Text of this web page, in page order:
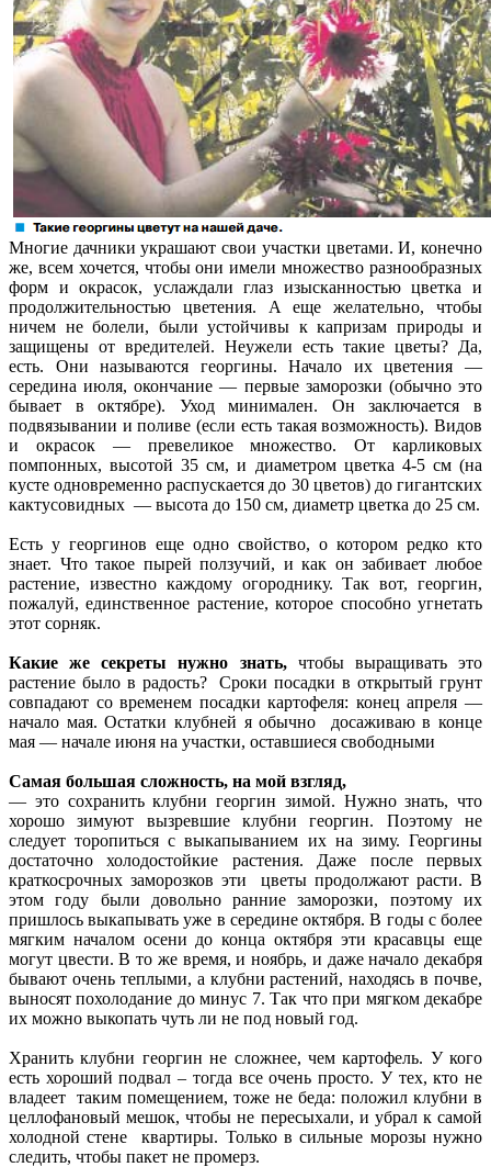
Многие дачники украшают свои участки цветами. И, конечно
же, всем хочется, чтобы они имели множество разнообразных
форм и окрасок, услаждали глаз изысканностью цветка и
продолжительностью цветения. А еще желательно, чтобы
ничем не болели, были устойчивы к капризам природы и
защищены от вредителей. Неужели есть такие цветы? Да,
есть. Они называются георгины. Начало их цветения —
середина июля, окончание — первые заморозки (обычно это
бывает в октябре). Уход минимален. Он заключается в
подвязывании и поливе (если есть такая возможность). Видов
и окрасок — превеликое множество. От карликовых
помпонных, высотой 35 см, и диаметром цветка 4-5 см (на
кусте одновременно распускается до 30 цветов) до гигантских
кактусовидных — высота до 150 см, диаметр цветка до 25 см.
Есть у георгинов еще одно свойство, о котором редко кто
знает. Что такое пырей ползучий, и как он забивает любое
растение, известно каждому огороднику. Так вот, георгин,
пожалуй, единственное растение, которое способно угнетать
этот сорняк.
Какие же секреты нужно знать,чтобы выращивать это
растение было в радость? Сроки посадки в открытый грунт
совпадают со временем посадки картофеля: конец апреля —
начало мая. Остатки клубней я обычно досаживаю в конце
мая — начале июня на участки, оставшиеся свободными
Самая большая сложность, на мой взгляд,
— это сохранить клубни георгин зимой. Нужно знать, что
хорошо зимуют вызревшие клубни георгин. Поэтому не
следует торопиться с выкапыванием их на зиму. Георгины
достаточно холодостойкие растения. Даже после первых
краткосрочных заморозков эти цветы продолжают расти. В
этом году были довольно ранние заморозки, поэтому их
пришлось выкапывать уже в середине октября. В годы с более
мягким началом осени до конца октября эти красавцы еще
могут цвести. В то же время, и ноябрь, и даже начало декабря
бывают очень теплыми, а клубни растений, находясь в почве,
выносят похолодание до минус 7. Так что при мягком декабре
их можно выкопать чуть ли не под новый год.
Хранить клубни георгин не сложнее, чем картофель. У кого
есть хороший подвал – тогда все очень просто. У тех, кто не
владеет таким помещением, тоже не беда: положил клубни в
целлофановый мешок, чтобы не пересыхали, и убрал к самой
холодной стене квартиры. Только в сильные морозы нужно
следить, чтобы пакет не промерз.